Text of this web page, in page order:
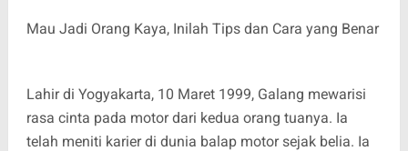
Mau Jadi Orang Kaya, Inilah Tips dan Cara yang Benar
Lahir di Yogyakarta, 10 Maret 1999, Galang mewarisi
rasa cinta pada motor dari kedua orang tuanya. Ia
telah meniti karier di dunia balap motor sejak belia. Ia